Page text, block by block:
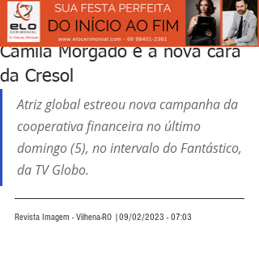
Camila Morgado é a nova cara
da Cresol
Atriz global estreou nova campanha da
cooperativa financeira no último
domingo (5), no intervalo do Fantástico,
da TV Globo.
Revista Imagem - Vilhena-RO |09/02/2023 - 07:03